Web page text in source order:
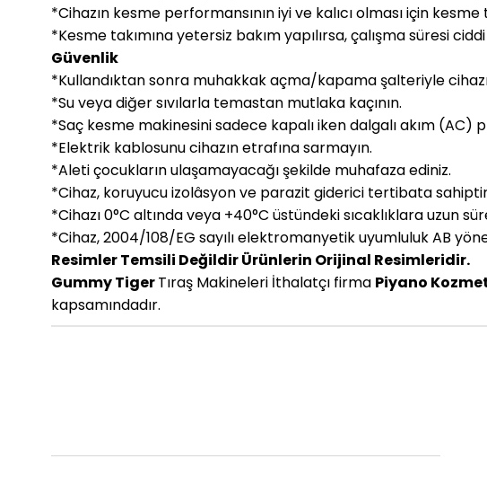
*Cihazın kesme performansının iyi ve kalıcı olması için kesme
*Kesme takımına yetersiz bakım yapılırsa, çalışma süresi
Güvenlik
*Kullandıktan sonra muhakkak açma/kapama şalteriyle
*Su veya diğer sıvılarla temastan mutlaka kaçının.
*Saç kesme makinesini sadece kapalı iken dalgalı akım (AC)
*Elektrik kablosunu cihazın etrafına sarmayın.
*Aleti çocukların ulaşamayacağı şekilde muhafaza ediniz.
*Cihaz, koruyucu izolâsyon ve parazit giderici tertibata
*Cihazı 0°C altında veya +40°C üstündeki sıcaklıklara uzun
*Cihaz, 2004/108/EG sayılı elektromanyetik uyumluluk AB
Resimler Temsili Değildir Ürünlerin Orijinal Resimleridir.
Gummy TigerTıraş Makineleri İthalatçı firma Piyano
kapsamındadır.